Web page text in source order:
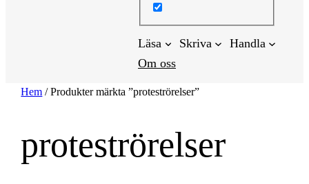
Läsa Skriva
Handla
Om oss
Hem / Produkter märkta ”proteströrelser”
proteströrelser